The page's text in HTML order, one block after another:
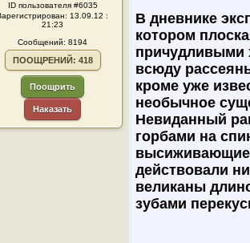
ID пользователя #6035
13.09.12 :
21:23
Сообщений: 8194
ПООЩРЕНИЙ: 418
Поощрить
Наказать
В дневнике
котором
всюду
кроме уже
необычное
Невиданный
горбами на
высиживающие
действовали
великаны
зубами